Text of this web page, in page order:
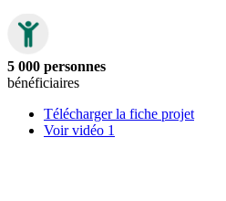
5 000 personnes
bénéficiaires
Télécharger la fiche projet
Voir vidéo 1